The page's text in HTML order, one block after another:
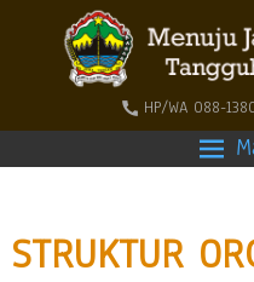
HP/WA 088-
STRUKTUR